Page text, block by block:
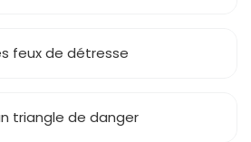
feux de détresse
triangle de danger